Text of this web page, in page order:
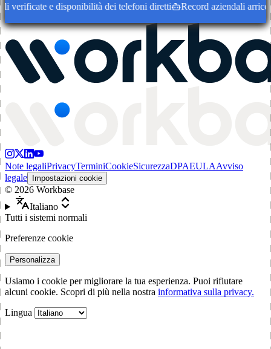
e disponibilità dei telefoni diretti Record aziendali
Note legaliPrivacyTerminiCookieSicurezzaDPAEULAAvviso
legale
Impostazioni cookie
© 2026 Workbase
Italiano
Tutti i sistemi normali
Preferenze cookie
Personalizza
Usiamo i cookie per migliorare la tua esperienza. Puoi rifiutare
alcuni cookie. Scopri di più nella nostra informativa sulla privacy.
Lingua